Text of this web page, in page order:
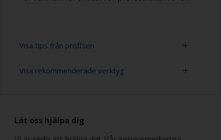
Visa tips från proffsen
Arbeta med en roller:
Rollers bör vara av typen skumrollers med hög
Visa rekommenderade verktyg
Låt oss hjälpa dig